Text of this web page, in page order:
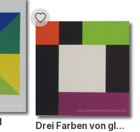
Drei Farben von gleichen Mengen von Schwarzweiss Umgeben